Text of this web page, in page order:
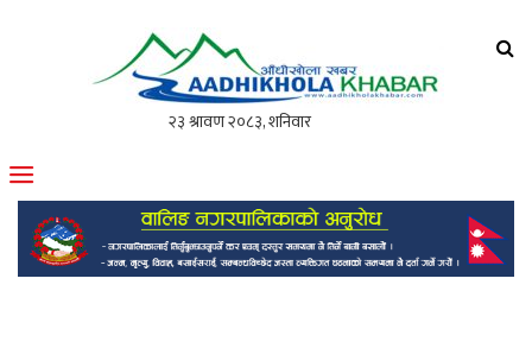
मोफसलकै लोकप्रिय अनलाइन पत्रिका